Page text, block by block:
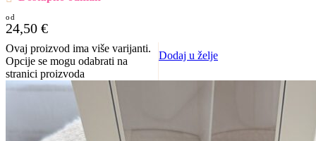
24,50 €
Ovaj proizvod ima više varijanti.
Opcije se mogu odabrati na
stranici proizvoda
Dodaj u želje